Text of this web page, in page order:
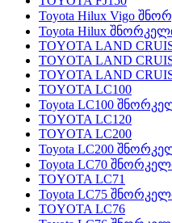
Toyota Hilux Vigo
Toyota Hilux
TOYOTA LAND
TOYOTA LAND
TOYOTA LAND
TOYOTA LC100
Toyota LC100
TOYOTA LC120
TOYOTA LC200
Toyota LC200
Toyota LC70
TOYOTA LC71
Toyota LC75
TOYOTA LC76